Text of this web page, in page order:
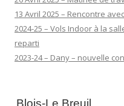
13 Avril 2025 – Rencontre
2024-25 – Vols Indoor à la
reparti
2023-24 – Dany – nouvelle